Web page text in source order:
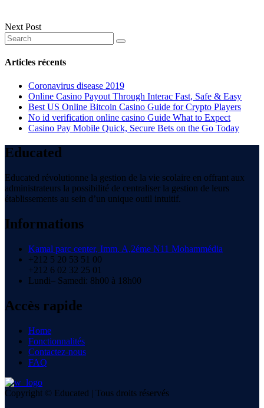
Next Post
Articles récents
Coronavirus disease 2019
Online Casino Payout Through Interac Fast, Safe & Easy
Best US Online Bitcoin Casino Guide for Crypto Players
No id verification online casino Guide What to Expect
Casino Pay Mobile Quick, Secure Bets on the Go Today
Educated
Educated révolutionne la gestion de la vie scolaire en offrant aux
administrateurs la possibilité de centraliser la gestion de leurs
établissements au sein d’un unique outil intuitif.
Informations
Kamal parc center, Imm. A,2éme N11 Mohammédia
+212 5 20 53 51 00
+212 6 02 32 25 01
Lundi– Samedi: 8h00 à 18h00
Accès rapide
Home
Fonctionnalités
Contactez-nous
FAQ
Copyright © Educated | Tous droits réservés